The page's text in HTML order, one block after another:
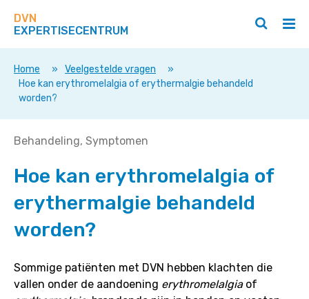
direct
op
deze
DVN
EXPERTISECENTRUM
/
Zoeken
/
Home » Veelgestelde vragen
»
Hoe kan erythromelalgia of erythermalgie behandeld
worden?
Hoe
erythromelalgia
erythermalgie
behandeld
worden?
Behandeling Symptomen
Hoe kan erythromelalgia of
erythermalgie behandeld
worden?
Sommige patiënten met DVN hebben klachten die
vallen onder de aandoening erythromelalgia of